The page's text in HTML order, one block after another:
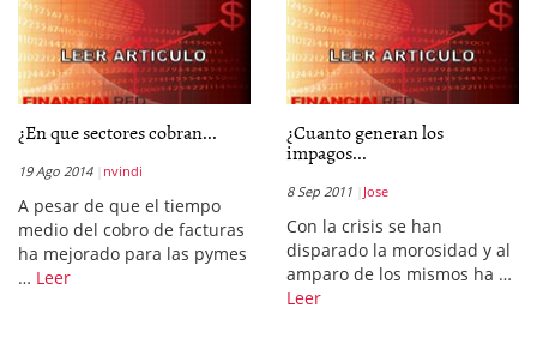
¿En que sectores cobran...
19 Ago 2014 nvindi
A pesar de que el tiempo
medio del cobro de facturas
ha mejorado para las pymes
… Leer
¿Cuanto generan los
impagos...
8 Sep 2011 Jose
Con la crisis se han
disparado la morosidad y al
amparo de los mismos ha …
Leer